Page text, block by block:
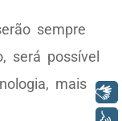
sempre
será possível
mais
Libras